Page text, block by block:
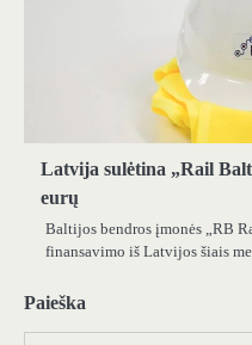
Latvija sulėtina „Rail
eurų
Baltijos bendros įmonės „RB
finansavimo iš Latvijos šiais
Paieška